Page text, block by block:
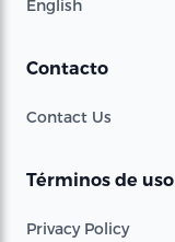
English
Contacto
Contact Us
Términos de uso
Privacy Policy